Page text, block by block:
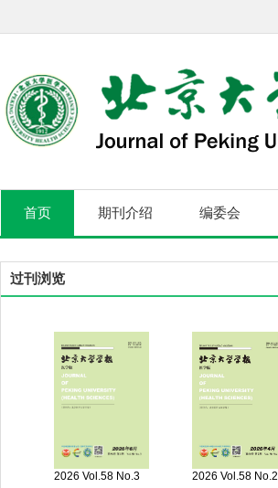
首页 期刊介绍 编委会
过刊浏览
2026 Vol.58 No.3 2026 Vol.58 No.2